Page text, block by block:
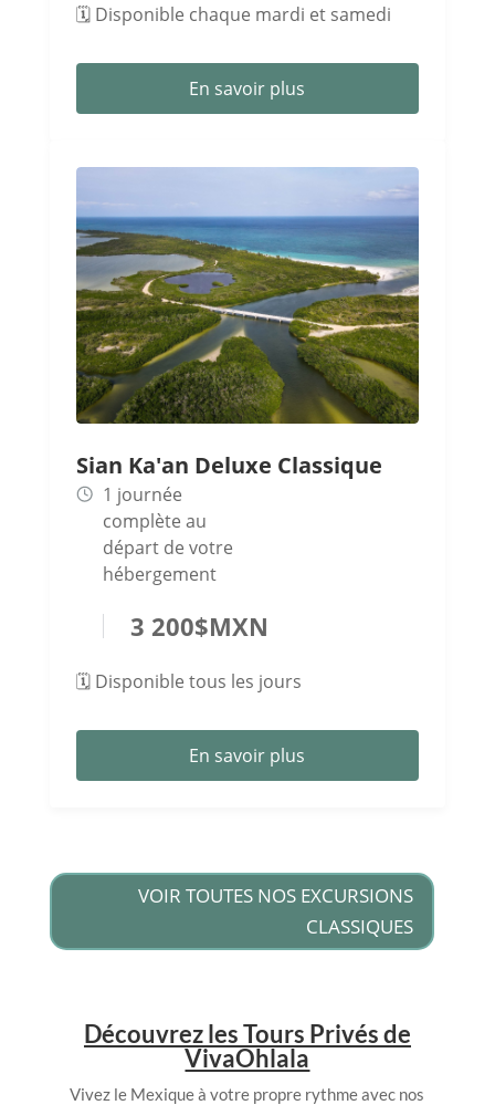
🗓️ Disponible chaque mardi et samedi
En savoir plus
Sian Ka'an Deluxe Classique
1 journée
complète au
départ de votre
hébergement
3 200$MXN
🗓️ Disponible tous les jours
En savoir plus
VOIR TOUTES NOS EXCURSIONS
CLASSIQUES
Découvrez les Tours Privés de
VivaOhlala
Vivez le Mexique à votre propre rythme avec nos